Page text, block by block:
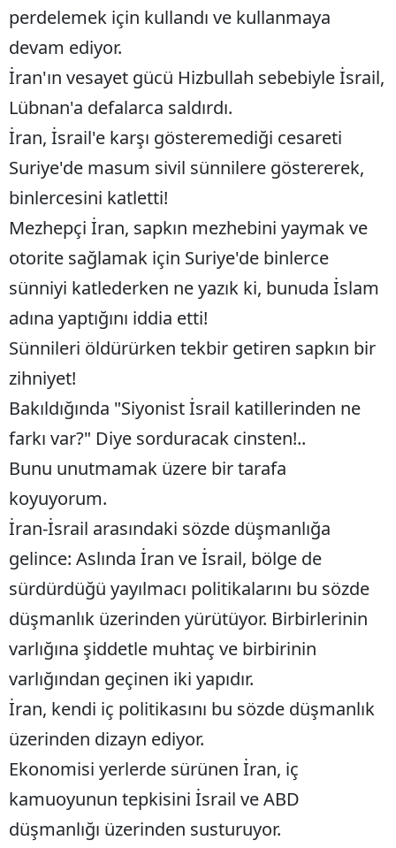
perdelemek için kullandı ve kullanmaya
devam ediyor.
İran'ın vesayet gücü Hizbullah sebebiyle İsrail,
Lübnan'a defalarca saldırdı.
İran, İsrail'e karşı gösteremediği cesareti
Suriye'de masum sivil sünnilere göstererek,
binlercesini katletti!
Mezhepçi İran, sapkın mezhebini yaymak ve
otorite sağlamak için Suriye'de binlerce
sünniyi katlederken ne yazık ki, bunuda İslam
adına yaptığını iddia etti!
Sünnileri öldürürken tekbir getiren sapkın bir
zihniyet!
Bakıldığında "Siyonist İsrail katillerinden ne
farkı var?" Diye sorduracak cinsten!..
Bunu unutmamak üzere bir tarafa
koyuyorum.
İran-İsrail arasındaki sözde düşmanlığa
gelince: Aslında İran ve İsrail, bölge de
sürdürdüğü yayılmacı politikalarını bu sözde
düşmanlık üzerinden yürütüyor. Birbirlerinin
varlığına şiddetle muhtaç ve birbirinin
varlığından geçinen iki yapıdır.
İran, kendi iç politikasını bu sözde düşmanlık
üzerinden dizayn ediyor.
Ekonomisi yerlerde sürünen İran, iç
kamuoyunun tepkisini İsrail ve ABD
düşmanlığı üzerinden susturuyor.